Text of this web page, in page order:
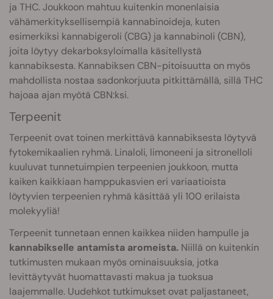
ja THC. Joukkoon mahtuu kuitenkin monenlaisia
vähämerkityksellisempiä kannabinoideja, kuten
esimerkiksi kannabigeroli (CBG) ja kannabinoli (CBN),
joita löytyy dekarboksyloimalla käsitellystä
kannabiksesta. Kannabiksen CBN-pitoisuutta on myös
mahdollista nostaa sadonkorjuuta pitkittämällä, sillä THC
hajoaa ajan myötä CBN:ksi.
Terpeenit
Terpeenit ovat toinen merkittävä kannabiksesta löytyvä
fytokemikaalien ryhmä. Linaloli, limoneeni ja sitronelloli
kuuluvat tunnetuimpien terpeenien joukkoon, mutta
kaiken kaikkiaan hamppukasvien eri variaatioista
löytyvien terpeenien ryhmä käsittää yli 100 erilaista
molekyyliä!
Terpeenit tunnetaan ennen kaikkea niiden hampulle ja
kannabikselle antamista aromeista. Niillä on kuitenkin
tutkimusten mukaan myös ominaisuuksia, jotka
levittäytyvät huomattavasti makua ja tuoksua
laajemmalle. Uudehkot tutkimukset ovat paljastaneet,